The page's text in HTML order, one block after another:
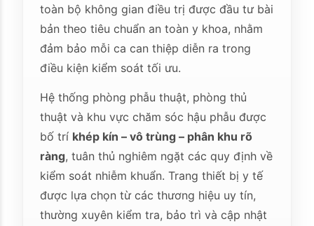
toàn bộ không gian điều trị được đầu tư bài
bản theo tiêu chuẩn an toàn y khoa, nhằm
đảm bảo mỗi ca can thiệp diễn ra trong
điều kiện kiểm soát tối ưu.
Hệ thống phòng phẫu thuật, phòng thủ
thuật và khu vực chăm sóc hậu phẫu được
bố trí khép kín – vô trùng – phân khu rõ
ràng, tuân thủ nghiêm ngặt các quy định về
kiểm soát nhiễm khuẩn. Trang thiết bị y tế
được lựa chọn từ các thương hiệu uy tín,
thường xuyên kiểm tra, bảo trì và cập nhật